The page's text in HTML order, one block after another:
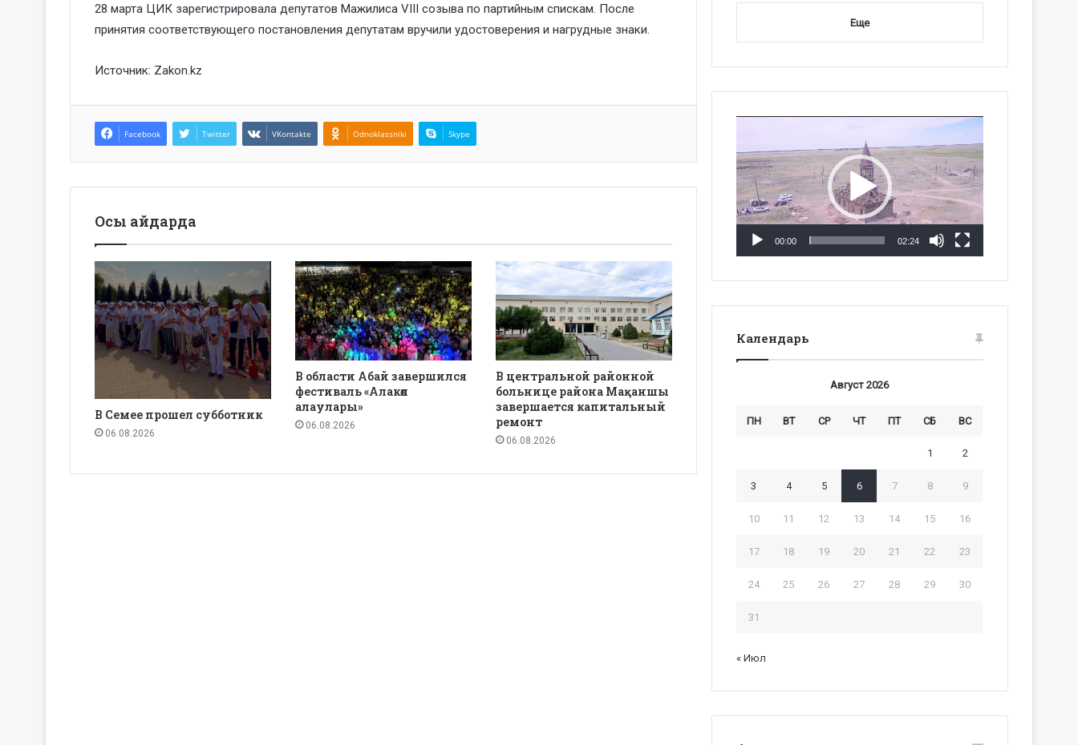
28 марта ЦИК зарегистрировала депутатов Мажилиса VIII созыва по партийным спискам. После
принятия соответствующего постановления депутатам вручили удостоверения и нагрудные знаки.
Источник: Zakon.kz
Facebook Twitter VKontakte Odnoklassniki Skype
Осы айдарда
В Семее прошел субботник
06.08.2026
В области Абай завершился
фестиваль «Алакөл
алаулары»
06.08.2026
В центральной районной
больнице района Мақаншы
завершается капитальный
ремонт
06.08.2026
Еще
00:00 02:24
Календарь
Август 2026
ПН ВТ СР ЧТ ПТ СБ ВС
1 2
3 4 5 6 7 8 9
10 11 12 13 14 15 16
17 18 19 20 21 22 23
24 25 26 27 28 29 30
31
« Июл